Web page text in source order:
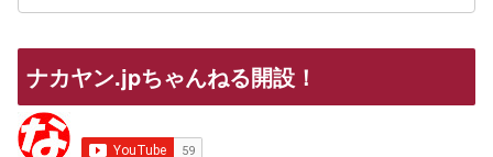
ナカヤン.jpちゃんねる開設！